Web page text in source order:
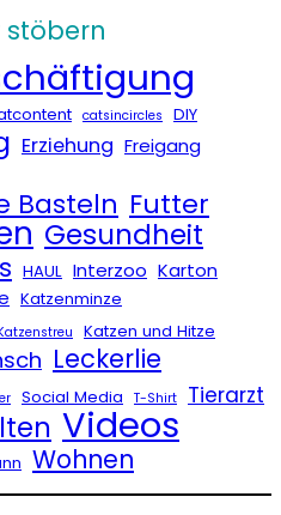
stöbern
catsincircles DIY
Erziehung Freigang
Basteln Futter
Gesundheit
HAUL Interzoo Karton
Katzenminze
Katzen und Hitze
Leckerlie
Social Media T-Shirt Tierarzt
Videos
Wohnen